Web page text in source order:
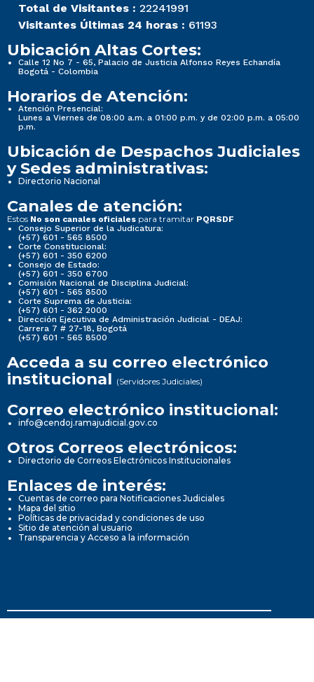
Total de Visitantes : 22241991
Visitantes Últimas 24 horas : 61193
Ubicación Altas Cortes:
Calle 12 No 7 - 65, Palacio de Justicia Alfonso Reyes Echandía
Bogotá - Colombia
Horarios de Atención:
Atención Presencial:
Lunes a Viernes de 08:00 a.m. a 01:00 p.m. y de 02:00 p.m. a 05:00
p.m.
Ubicación de Despachos Judiciales
y Sedes administrativas:
Directorio Nacional
Canales de atención:
Estos No son canales oficiales para tramitar PQRSDF
Consejo Superior de la Judicatura:
(+57) 601 - 565 8500
Corte Constitucional:
(+57) 601 - 350 6200
Consejo de Estado:
(+57) 601 - 350 6700
Comisión Nacional de Disciplina Judicial:
(+57) 601 - 565 8500
Corte Suprema de Justicia:
(+57) 601 - 362 2000
Dirección Ejecutiva de Administración Judicial - DEAJ:
Carrera 7 # 27-18, Bogotá
(+57) 601 - 565 8500
Acceda a su correo electrónico
institucional (Servidores Judiciales)
Correo electrónico institucional:
info@cendoj.ramajudicial.gov.co
Otros Correos electrónicos:
Directorio de Correos Electrónicos Institucionales
Enlaces de interés:
Cuentas de correo para Notificaciones Judiciales
Mapa del sitio
Políticas de privacidad y condiciones de uso
Sitio de atención al usuario
Transparencia y Acceso a la información